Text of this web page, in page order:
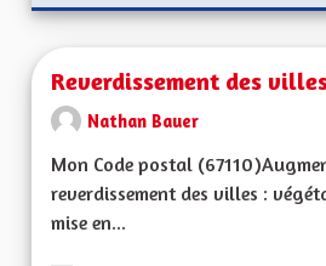
Reverdissement des
Nathan Bauer
Mon Code postal (67110)
reverdissement des villes :
mise en...